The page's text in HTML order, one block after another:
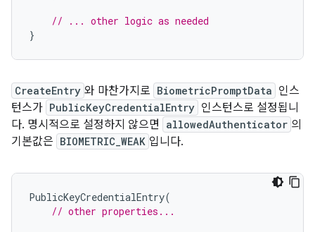
// ... other logic as needed
}
CreateEntry 와 마찬가지로 BiometricPromptData 인스
턴스가 PublicKeyCredentialEntry 인스턴스로 설정됩니
다. 명시적으로 설정하지 않으면
allowedAuthenticator 의
기본값은 BIOMETRIC_WEAK 입니다.
PublicKeyCredentialEntry(
// other properties...